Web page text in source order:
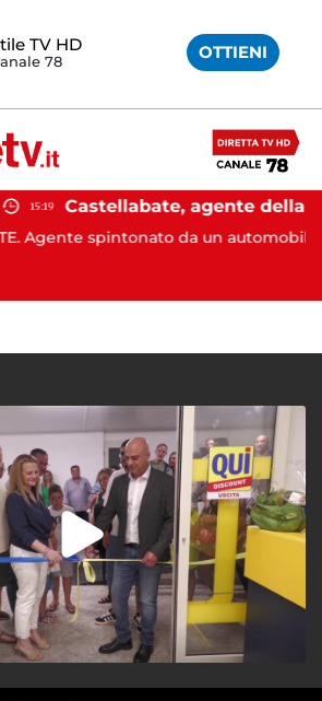
TV HD
78 OTTIENI
15:19
Agente spintonato da un automobilista